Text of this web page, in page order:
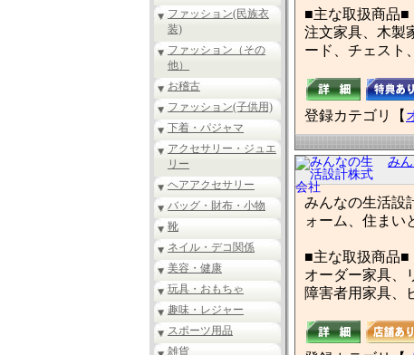
ファッション(民族衣
装)
ファッション（その
他）
お稽古
ファッション(子供用)
下着・パジャマ
アクセサリー・ジュエ
リー
ヘアアクセサリー
バッグ・財布・小物
靴
ネイル・デコ関係
美容・健康
玩具・おもちゃ
趣味・レジャー
スポーツ用品
雑貨
■主な取扱商品■
注文家具、木製
ード、チェスト
登録カテゴリ【
み
みんなの生活設
ォーム、住まい
■主な取扱商品■
オーダー家具、
障害者用家具、